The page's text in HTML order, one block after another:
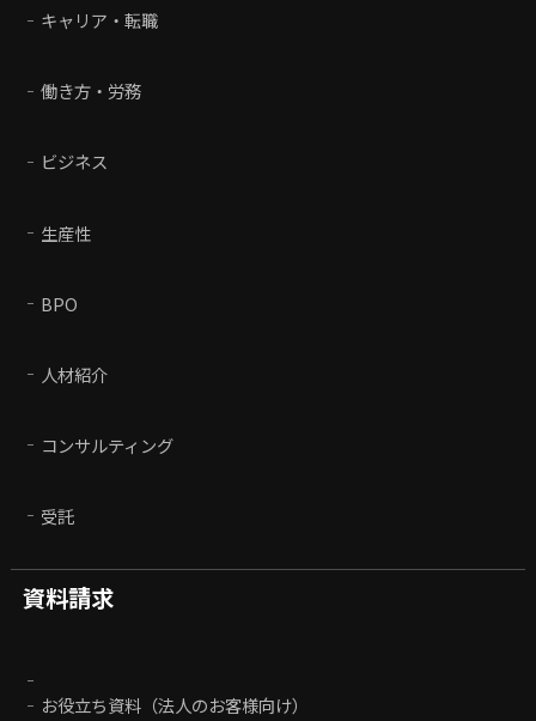
キャリア・転職
働き方・労務
ビジネス
生産性
BPO
人材紹介
コンサルティング
受託
資料請求
お役立ち資料（法人のお客様向け）